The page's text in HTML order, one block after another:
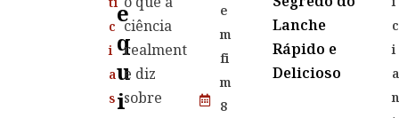
c
i
a
s
E
Q
U
I
ciência
realment
e diz
sobre
e
m
fi
m
8
Lanche
Rápido e
Delicioso
c
i
a
n